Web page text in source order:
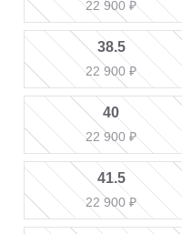
22 900 ₽
38.5
22 900 ₽
40
22 900 ₽
41.5
22 900 ₽